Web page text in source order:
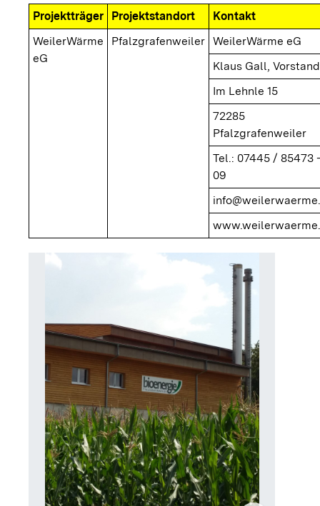
Projektträger Projektstandort
Kontakt
WeilerWärme
eG
Pfalzgrafenweiler WeilerWärme eG
Klaus Gall, Vorstand
Im Lehnle 15
72285
Pfalzgrafenweiler
Tel.: 07445 / 85473 -
09